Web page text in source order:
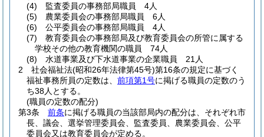
(4)
監査委員の事務部局職員 4人
(5)
農業委員会の事務部局職員 6人
(6)
公平委員会の事務部局職員 4人
(7)
教育委員会の事務部局及び教育委員会の所管に属する
学校その他の教育機関の職員 74人
(8)
水道事業及び下水道事業の企業職員 21人
2
社会福祉法(昭和26年法律第45号)第16条の規定に基づく
福祉事務所員の定数は、 前項第1号に掲げる職員の定数のう
ち38人とする。
(職員の定数の配分)
第3条
前条に掲げる職員の当該部局内の配分は、それぞれ市
長、議会、選挙管理委員会、監査委員、農業委員会、公平
委員会又は教育委員会が定める。